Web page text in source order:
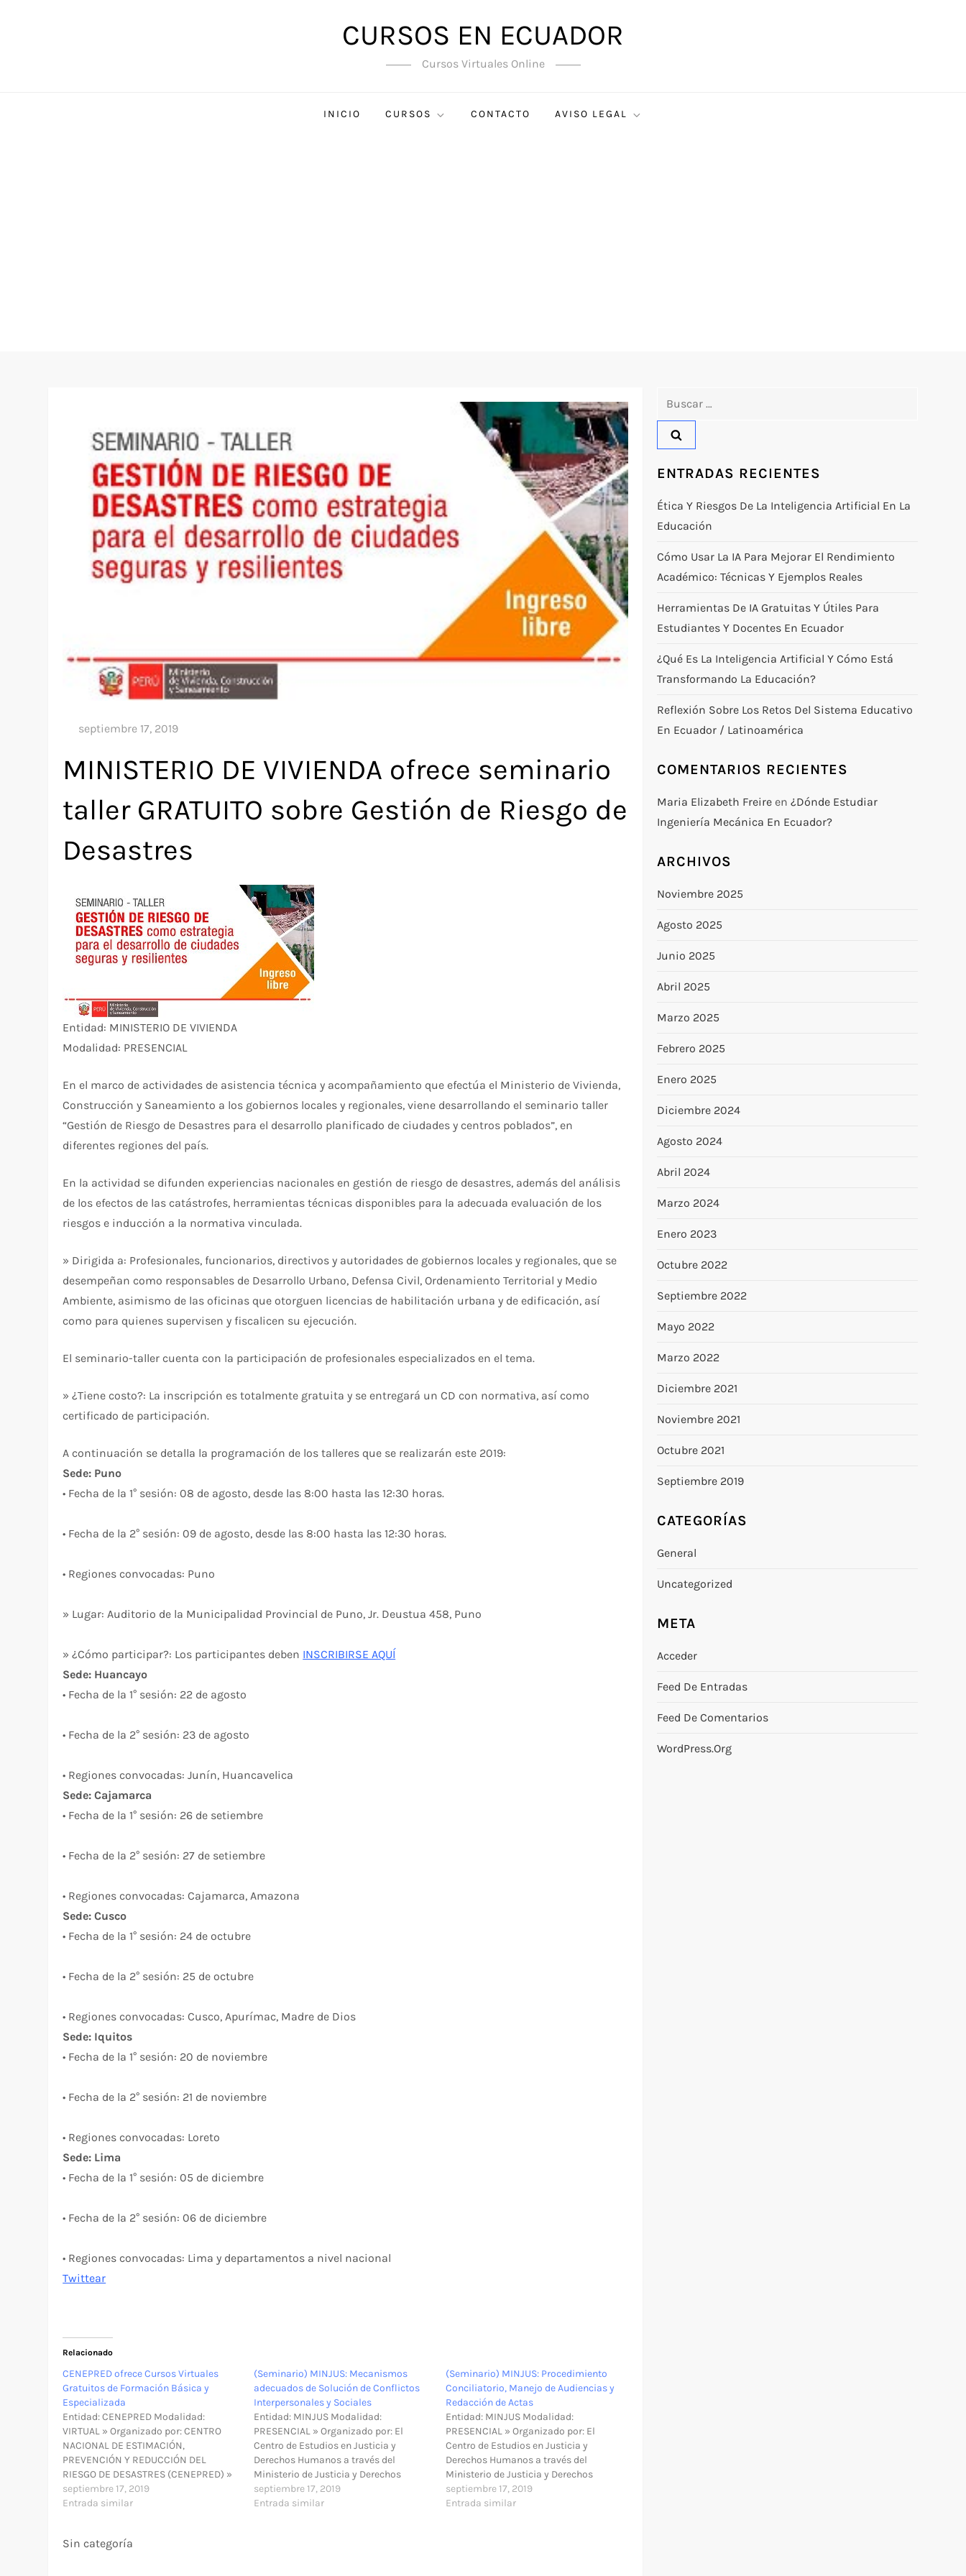
CURSOS EN ECUADOR
Cursos Virtuales Online
INICIO CURSOS CONTACTO AVISO LEGAL
MINISTERIO DE VIVIENDA ofrece seminario
taller GRATUITO sobre Gestión de Riesgo de
Desastres
Entidad: MINISTERIO DE VIVIENDA
Modalidad: PRESENCIAL
En el marco de actividades de asistencia técnica y acompañamiento que efectúa el Ministerio de Vivienda,
Construcción y Saneamiento a los gobiernos locales y regionales, viene desarrollando el seminario taller
“Gestión de Riesgo de Desastres para el desarrollo planificado de ciudades y centros poblados”, en
diferentes regiones del país.
En la actividad se difunden experiencias nacionales en gestión de riesgo de desastres, además del análisis
de los efectos de las catástrofes, herramientas técnicas disponibles para la adecuada evaluación de los
riesgos e inducción a la normativa vinculada.
» Dirigida a: Profesionales, funcionarios, directivos y autoridades de gobiernos locales y regionales, que se
desempeñan como responsables de Desarrollo Urbano, Defensa Civil, Ordenamiento Territorial y Medio
Ambiente, asimismo de las oficinas que otorguen licencias de habilitación urbana y de edificación, así
como para quienes supervisen y fiscalicen su ejecución.
El seminario-taller cuenta con la participación de profesionales especializados en el tema.
» ¿Tiene costo?: La inscripción es totalmente gratuita y se entregará un CD con normativa, así como
certificado de participación.
A continuación se detalla la programación de los talleres que se realizarán este 2019:
Sede: Puno
• Fecha de la 1° sesión: 08 de agosto, desde las 8:00 hasta las 12:30 horas.
• Fecha de la 2° sesión: 09 de agosto, desde las 8:00 hasta las 12:30 horas.
• Regiones convocadas: Puno
» Lugar: Auditorio de la Municipalidad Provincial de Puno, Jr. Deustua 458, Puno
» ¿Cómo participar?: Los participantes deben INSCRIBIRSE AQUÍ
Sede: Huancayo
• Fecha de la 1° sesión: 22 de agosto
• Fecha de la 2° sesión: 23 de agosto
• Regiones convocadas: Junín, Huancavelica
Sede: Cajamarca
• Fecha de la 1° sesión: 26 de setiembre
• Fecha de la 2° sesión: 27 de setiembre
• Regiones convocadas: Cajamarca, Amazona
Sede: Cusco
• Fecha de la 1° sesión: 24 de octubre
• Fecha de la 2° sesión: 25 de octubre
• Regiones convocadas: Cusco, Apurímac, Madre de Dios
Sede: Iquitos
• Fecha de la 1° sesión: 20 de noviembre
• Fecha de la 2° sesión: 21 de noviembre
• Regiones convocadas: Loreto
Sede: Lima
• Fecha de la 1° sesión: 05 de diciembre
• Fecha de la 2° sesión: 06 de diciembre
• Regiones convocadas: Lima y departamentos a nivel nacional
Twittear
Relacionado
CENEPRED ofrece Cursos Virtuales
Gratuitos de Formación Básica y
Especializada
Entidad: CENEPRED Modalidad:
VIRTUAL » Organizado por: CENTRO
NACIONAL DE ESTIMACIÓN,
PREVENCIÓN Y REDUCCIÓN DEL
RIESGO DE DESASTRES (CENEPRED) »
¿Tiene costo?: Los cursos son 100%
gratuito y con certificación »
ingresar al siguiente: PLATAFORMA
septiembre 17, 2019
Entrada similar
(Seminario) MINJUS: Mecanismos
adecuados de Solución de Conflictos
Interpersonales y Sociales
Entidad: MINJUS Modalidad:
PRESENCIAL » Organizado por: El
Centro de Estudios en Justicia y
Derechos Humanos a través del
Ministerio de Justicia y Derechos
Humanos » Modalidad: Presencial »
Lugar: En el Ministerio de Justicia y
septiembre 17, 2019
Entrada similar
(Seminario) MINJUS: Procedimiento
Conciliatorio, Manejo de Audiencias y
Redacción de Actas
Entidad: MINJUS Modalidad:
PRESENCIAL » Organizado por: El
Centro de Estudios en Justicia y
Derechos Humanos a través del
Ministerio de Justicia y Derechos
Humanos » Modalidad: Presencial »
Lugar: Defensa Pública y Acceso a la
septiembre 17, 2019
Entrada similar
Sin categoría
ENTRADAS RECIENTES
Ética Y Riesgos De La Inteligencia Artificial En La
Educación
Cómo Usar La IA Para Mejorar El Rendimiento
Académico: Técnicas Y Ejemplos Reales
Herramientas De IA Gratuitas Y Útiles Para
Estudiantes Y Docentes En Ecuador
¿Qué Es La Inteligencia Artificial Y Cómo Está
Transformando La Educación?
Reflexión Sobre Los Retos Del Sistema Educativo
En Ecuador / Latinoamérica
COMENTARIOS RECIENTES
Maria Elizabeth Freireen ¿Dónde Estudiar
Ingeniería Mecánica En Ecuador?
ARCHIVOS
Noviembre 2025
Agosto 2025
Junio 2025
Abril 2025
Marzo 2025
Febrero 2025
Enero 2025
Diciembre 2024
Agosto 2024
Abril 2024
Marzo 2024
Enero 2023
Octubre 2022
Septiembre 2022
Mayo 2022
Marzo 2022
Diciembre 2021
Noviembre 2021
Octubre 2021
Septiembre 2019
CATEGORÍAS
General
Uncategorized
META
Acceder
Feed De Entradas
Feed De Comentarios
WordPress.org